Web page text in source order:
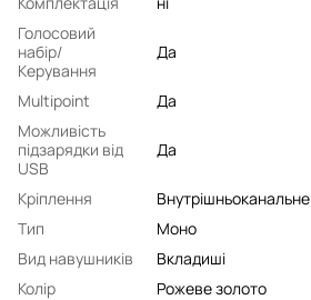
Голосовий
набір/
Керування
Да
Multipoint
Да
Можливість
підзарядки від
USB
Да
Кріплення
Внутрішньоканальне
Тип
Моно
Вид навушників
Вкладиші
Колір
Рожеве золото